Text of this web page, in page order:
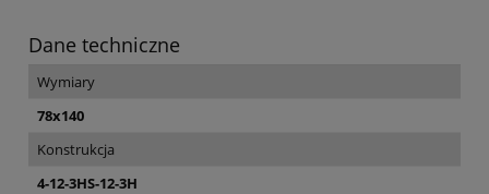
Dane techniczne
Wymiary
78x140
Konstrukcja
4-12-3HS-12-3H